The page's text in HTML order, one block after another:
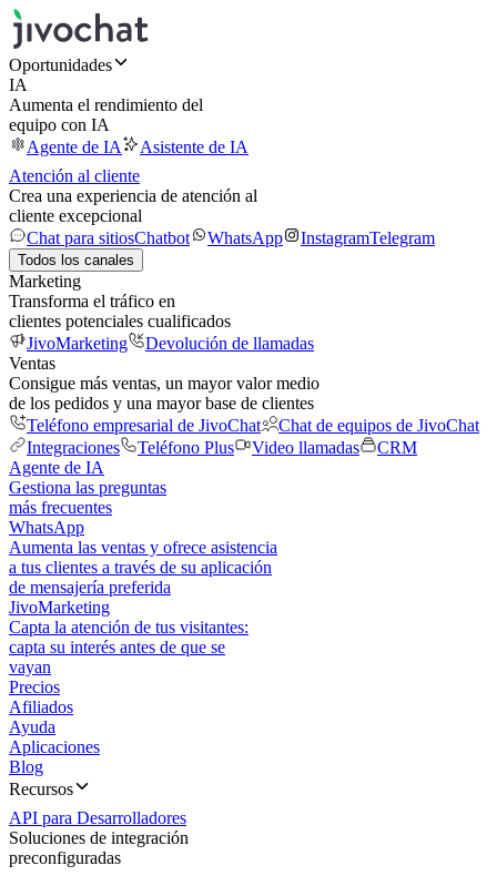
Oportunidades
IA
Aumenta el rendimiento del
equipo con IA
Agente de IA
Asistente de IA
Atención al cliente
Crea una experiencia de atención al
cliente excepcional
Chat para sitiosChatbot WhatsApp InstagramTelegram
Todos los canales
Marketing
Transforma el tráfico en
clientes potenciales cualificados
JivoMarketing
Devolución de llamadas
Ventas
Consigue más ventas, un mayor valor medio
de los pedidos y una mayor base de clientes
Teléfono empresarial de JivoChat
Chat de equipos de JivoChat
Integraciones
Teléfono Plus Video llamadas
CRM
Agente de IA
Gestiona las preguntas
más frecuentes
WhatsApp
Aumenta las ventas y ofrece asistencia
a tus clientes a través de su aplicación
de mensajería preferida
JivoMarketing
Capta la atención de tus visitantes:
capta su interés antes de que se
vayan
Precios
Afiliados
Ayuda
Aplicaciones
Blog
Recursos
API para Desarrolladores
Soluciones de integración
preconfiguradas